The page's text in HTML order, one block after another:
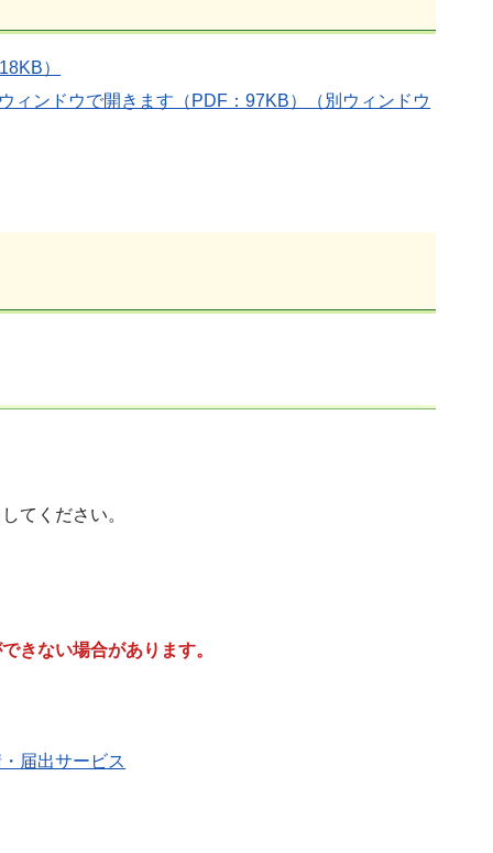
）
ィンドウで開きます（PDF：97KB）（別ウィンドウ
てください。
きない場合があります。
届出サービス